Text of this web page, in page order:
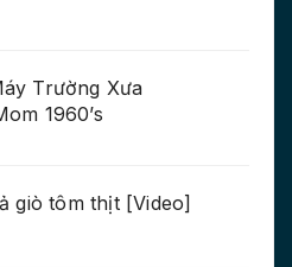
Trường Xưa
1960’s
giò tôm thịt [Video]